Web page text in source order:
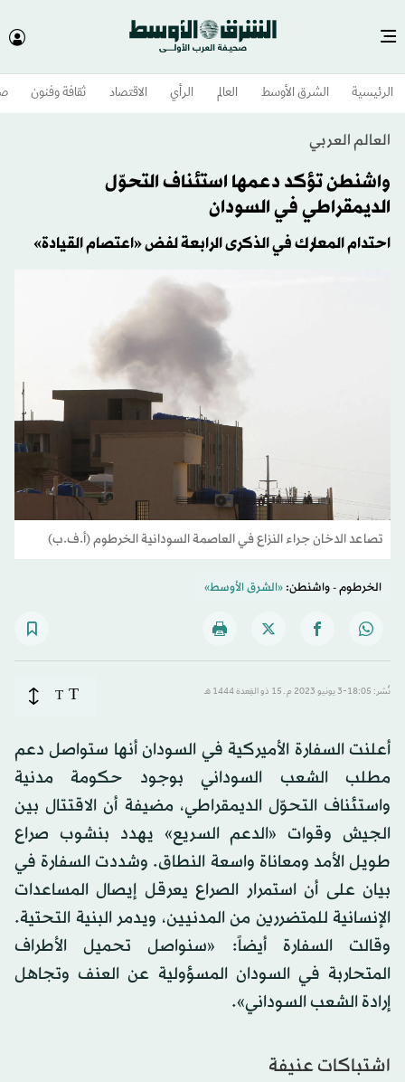
الرئيسية الشرق الأوسط​ العالم الرأي الاقتصاد ثقافة وفنون
العالم العربي
واشنطن تؤكد دعمها استئناف التحوّل
الديمقراطي في السودان
احتدام المعارك في الذكرى الرابعة لفض «اعتصام القيادة»
تصاعد الدخان جراء النزاع في العاصمة السودانية الخرطوم (أ.ف.ب)
الخرطوم - واشنطن:«الشرق الأوسط»
نُشر: 18:05-3 يونيو 2023 م ـ 15 ذو القِعدة 1444 هـ T
T
أعلنت السفارة الأميركية في السودان أنها ستواصل دعم
مطلب الشعب السوداني بوجود حكومة مدنية
واستئناف التحوّل الديمقراطي، مضيفة أن الاقتتال بين
الجيش وقوات «الدعم السريع» يهدد بنشوب صراع
طويل الأمد ومعاناة واسعة النطاق. وشددت السفارة في
بيان على أن استمرار الصراع يعرقل إيصال المساعدات
الإنسانية للمتضررين من المدنيين، ويدمر البنية التحتية.
وقالت السفارة أيضاً: «سنواصل تحميل الأطراف
المتحاربة في السودان المسؤولية عن العنف وتجاهل
إرادة الشعب السوداني».
اشتباكات عنيفة